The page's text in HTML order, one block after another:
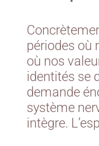
périodes où
où nos
identités se
demande
système
intègre.